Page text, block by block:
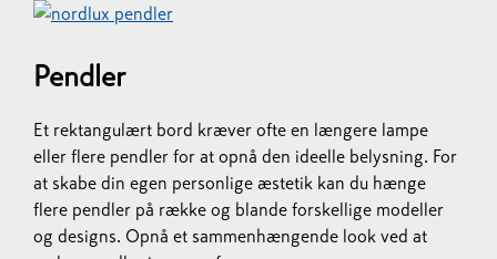
Pendler
Et rektangulært bord kræver ofte en længere lampe
eller flere pendler for at opnå den ideelle belysning. For
at skabe din egen personlige æstetik kan du hænge
flere pendler på række og blande forskellige modeller
og designs. Opnå et sammenhængende look ved at